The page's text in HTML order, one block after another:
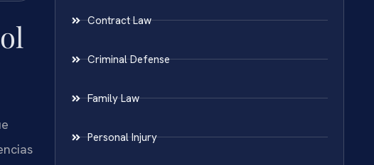
Contract Law
Criminal Defense
Family Law
Personal Injury